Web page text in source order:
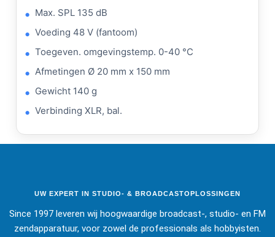
Max. SPL 135 dB
Voeding 48 V (fantoom)
Toegeven. omgevingstemp. 0-40 °C
Afmetingen Ø 20 mm x 150 mm
Gewicht 140 g
Verbinding XLR, bal.
UW EXPERT IN STUDIO- & BROADCASTOPLOSSINGEN
Since 1997 leveren wij hoogwaardige broadcast-, studio- en FM
zendapparatuur, voor zowel de professionals als hobbyisten.